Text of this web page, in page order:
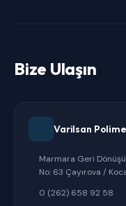
Bize Ulaşın
Varilsan
Marmara Geri
No: 63 Çayırova /
0 (262) 658 92 58